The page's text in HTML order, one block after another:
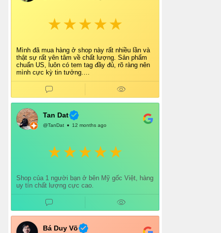
Mình đã mua hàng ở shop này rất nhiều lần và
thật sự rất yên tâm về chất lượng. Sản phẩm
chuẩn US, luôn có tem tag đầy đủ, rõ ràng nên
mình cực kỳ tin tưởng.
Shop tư vấn nhiệt tình, giao hàng nhanh, đóng
gói cẩn thận. Mỗi lần mua đều cảm thấy hài
Chắc chắn mình sẽ tiếp tục ủng hộ shop lâu dài
và giới thiệu thêm cho bạn bè 👍
Tan Dat
@TanDat 12 months ago
Shop của 1 người bạn ở bên Mỹ gốc Việt, hàng
uy tín chất lượng cực cao.
Bá Duy Võ